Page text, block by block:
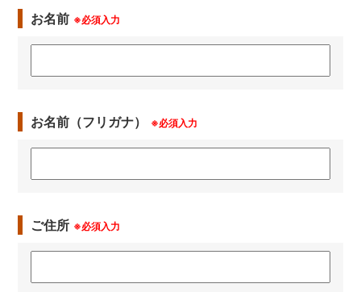
お名前 ※必須入力
お名前（フリガナ） ※必須入力
ご住所 ※必須入力